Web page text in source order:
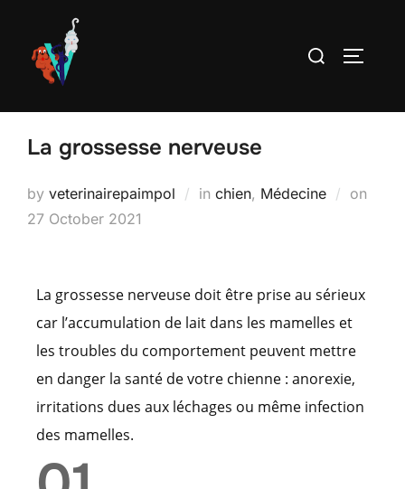
La grossesse nerveuse
by veterinairepaimpol in chien, Médecine
on
27 October 2021
La grossesse nerveuse doit être prise au sérieux
car l’accumulation de lait dans les mamelles et
les troubles du comportement peuvent mettre
en danger la santé de votre chienne : anorexie,
irritations dues aux léchages ou même infection
des mamelles.